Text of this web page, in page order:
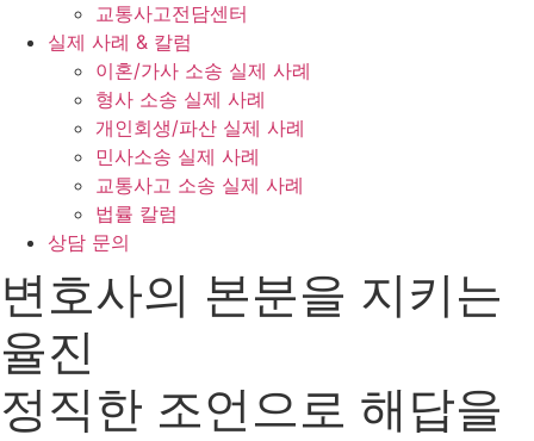
교통사고전담센터
실제 사례 & 칼럼
이혼/가사 소송 실제 사례
형사 소송 실제 사례
개인회생/파산 실제 사례
민사소송 실제 사례
교통사고 소송 실제 사례
법률 칼럼
상담 문의
변호사의 본분을 지키는
율진
정직한 조언으로 해답을